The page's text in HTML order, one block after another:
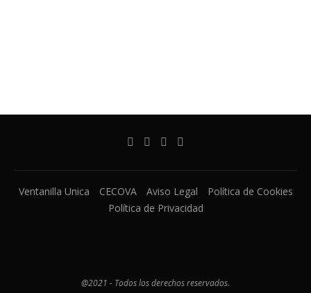
Ventanilla Unica CECOVA Aviso Legal
Política de Cookies
Política de Privacidad
@2021 - Todos los derechos reservados.